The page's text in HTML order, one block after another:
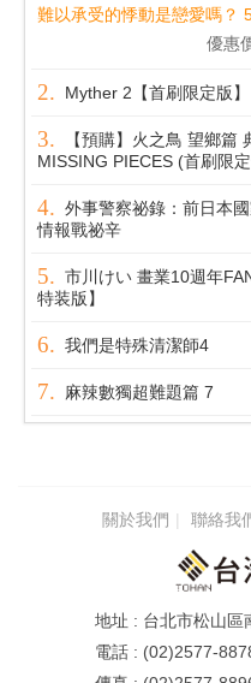
難以承受的悸動是戀愛嗎？
優惠
Myther 2【首刷限定版】
【預購】火之鳥 望鄉篇
MISSING PIECES (首刷限
外事警察祕錄：前日本
情報戰祕辛
市川けい 畫業10週年
特装版】
我們是特殊清潔師4
麻辣數獨超難題篇 7
關於我們 聯絡我
台北市松山區
(02)2577-